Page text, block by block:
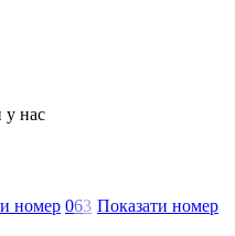
нас
номер 063 Показати номер